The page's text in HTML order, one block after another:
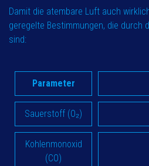
Damit die atembare Luft auch
geregelte Bestimmungen, die durch
sind:
Parameter
Sauerstoff (O₂)
Kohlenmonoxid
(CO)